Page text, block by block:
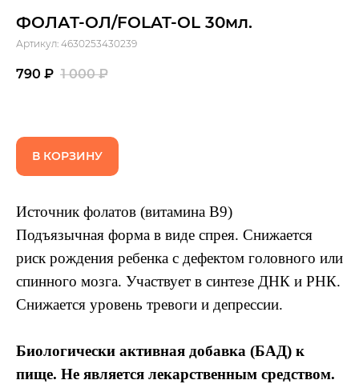
ФОЛАТ-ОЛ/FOLAT-OL 30мл.
Артикул: 4630253430239
790 ₽ 1 000 ₽
В КОРЗИНУ
Источник фолатов (витамина В9)
Подъязычная форма в виде спрея. Снижается
риск рождения ребенка с дефектом головного или
спинного мозга. Участвует в синтезе ДНК и РНК.
Снижается уровень тревоги и депрессии.
Биологически активная добавка (БАД) к
пище. Не является лекарственным средством.